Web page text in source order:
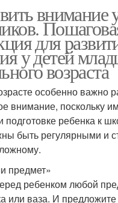
для
у детей
возраста
особенно важно
внимание, поскольку
ребенка к
быть регулярными и
предмет»
ребенком любой
или ваза. И